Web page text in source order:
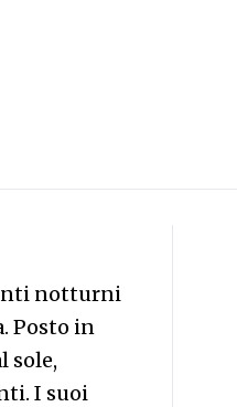
notturni
Posto in
sole,
I suoi